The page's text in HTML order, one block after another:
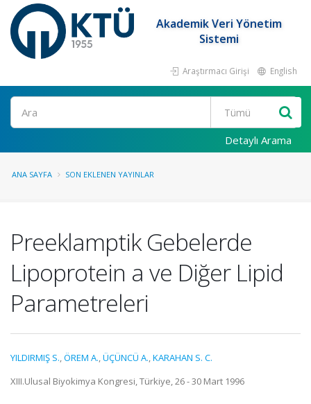
Akademik Veri Yönetim
Sistemi
Araştırmacı Girişi English
Ara
Detaylı Arama
ANA SAYFA SON EKLENEN YAYINLAR
Preeklamptik Gebelerde
Lipoprotein a ve Diğer Lipid
Parametreleri
YILDIRMIŞ S.,ÖREM A.,ÜÇÜNCÜ A.,KARAHAN S. C.
XIII.Ulusal Biyokimya Kongresi, Türkiye, 26 - 30 Mart 1996